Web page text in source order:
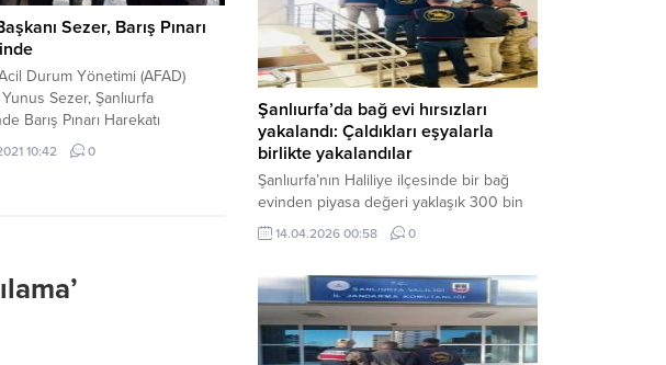
Sezer, Barış Pınarı
Durum Yönetimi (AFAD)
Yunus Sezer, Şanlıurfa
Barış Pınarı Harekatı
incelemelerde bulundu.
bulunmak üzere
10:42 0
Mesleki...
Şanlıurfa’da bağ evi hırsızları
yakalandı: Çaldıkları eşyalarla
birlikte yakalandılar
Şanlıurfa’nın Haliliye ilçesinde bir bağ
evinden piyasa değeri yaklaşık 300 bin
TL olan eşyaları çalan şüpheliler,
jandarmanın başarılı operasyonuyla
şüpheliden 2’si tutuklanarak cezaevine
gönderildi. Haber Merkezi – Şanlıurfa İl
Jandarma Komutanlığı, “Faili Meçhul
Hırsızlık Olaylarının Aydınlatılmasına”
14.04.2026 00:58 0